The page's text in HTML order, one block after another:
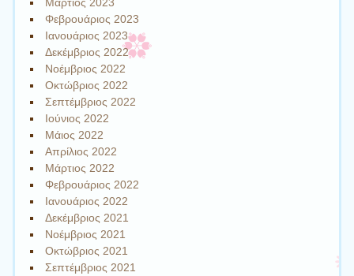
Φεβρουάριος 2023
Ιανουάριος 2023
Δεκέμβριος 2022
Νοέμβριος 2022
Οκτώβριος 2022
Σεπτέμβριος 2022
Ιούνιος 2022
Μάιος 2022
Απρίλιος 2022
Μάρτιος 2022
Φεβρουάριος 2022
Ιανουάριος 2022
Δεκέμβριος 2021
Νοέμβριος 2021
Οκτώβριος 2021
Σεπτέμβριος 2021